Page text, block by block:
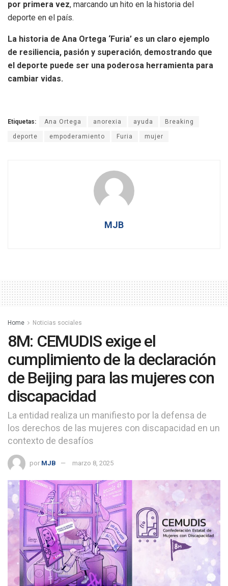
por primera vez, marcando un hito en la historia del
deporte en el país.
La historia de Ana Ortega ‘Furia’ es un claro ejemplo
de resiliencia, pasión y superación, demostrando que
el deporte puede ser una poderosa herramienta para
cambiar vidas.
Etiquetas: Ana Ortega anorexia ayuda Breaking
deporte empoderamiento Furia mujer
MJB
Home Noticias sociales
8M: CEMUDIS exige el
cumplimiento de la declaración
de Beijing para las mujeres con
discapacidad
La entidad realiza un manifiesto por la defensa de
los derechos de las mujeres con discapacidad en un
contexto de desafíos
por MJB marzo 8, 2025